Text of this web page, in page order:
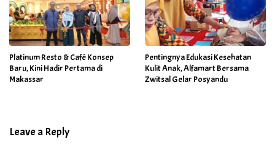
Platinum Resto & Café Konsep
Baru, Kini Hadir Pertama di
Makassar
Pentingnya Edukasi Kesehatan
Kulit Anak, Alfamart Bersama
Zwitsal Gelar Posyandu
Leave a Reply